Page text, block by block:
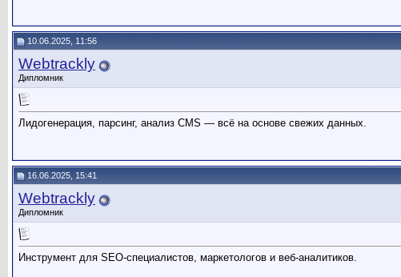
10.06.2025, 11:56
Webtrackly
Дипломник
Лидогенерация, парсинг, анализ CMS — всё на основе свежих данных.
16.06.2025, 15:41
Webtrackly
Дипломник
Инструмент для SEO-специалистов, маркетологов и веб-аналитиков.